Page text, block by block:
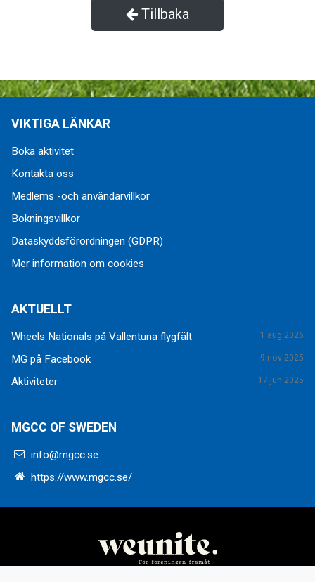
Tillbaka
VIKTIGA LÄNKAR
Boka aktivitet
Kontakta oss
Medlems -och användarvillkor
Bokningsvillkor
Dataskyddsförordningen (GDPR)
Mer information om cookies
AKTUELLT
Wheels Nationals på Vallentuna flygfält 1 aug 2026
MG på Facebook 9 nov 2025
Aktiviteter 17 jun 2025
MGCC OF SWEDEN
info@mgcc.se
https://www.mgcc.se/